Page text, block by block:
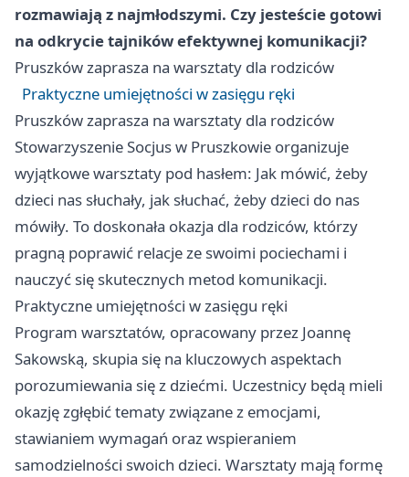
rozmawiają z najmłodszymi. Czy jesteście gotowi
na odkrycie tajników efektywnej komunikacji?
Pruszkówzaprasza na warsztaty dla rodziców
Praktyczne umiejętności w zasięgu ręki
Pruszkówzaprasza na warsztaty dla rodziców
Stowarzyszenie Socjus w Pruszkowie organizuje
wyjątkowe warsztaty pod hasłem: Jak mówić, żeby
dzieci nas słuchały, jak słuchać, żeby dzieci do nas
mówiły. To doskonała okazja dla rodziców, którzy
pragną poprawić relacje ze swoimi pociechami i
nauczyć się skutecznych metod komunikacji.
Praktyczne umiejętności w zasięgu ręki
Program warsztatów, opracowany przez Joannę
Sakowską, skupia się na kluczowych aspektach
porozumiewania się z dziećmi. Uczestnicy będą mieli
okazję zgłębić tematy związane z emocjami,
stawianiem wymagań oraz wspieraniem
samodzielności swoich dzieci. Warsztaty mają formę